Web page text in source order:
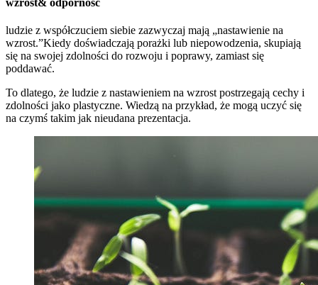
wzrost& odporność
ludzie z współczuciem siebie zazwyczaj mają „nastawienie na
wzrost.”Kiedy doświadczają porażki lub niepowodzenia, skupiają
się na swojej zdolności do rozwoju i poprawy, zamiast się
poddawać.
To dlatego, że ludzie z nastawieniem na wzrost postrzegają cechy i
zdolności jako plastyczne. Wiedzą na przykład, że mogą uczyć się
na czymś takim jak nieudana prezentacja.